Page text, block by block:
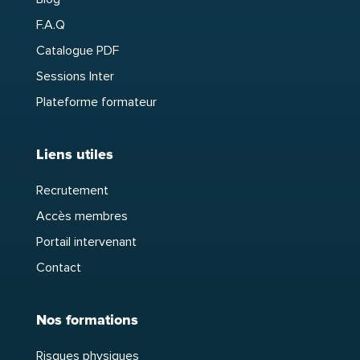
F.A.Q
Catalogue PDF
Sessions Inter
Plateforme formateur
Liens utiles
Recrutement
Accès membres
Portail intervenant
Contact
Nos formations
Risques physiques